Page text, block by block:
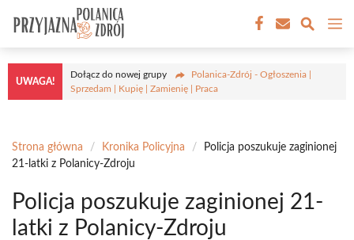
treści
UWAGA!
Dołącz do nowej grupy
Polanica-Zdrój - Ogłoszenia |
Sprzedam | Kupię | Zamienię | Praca
Strona główna / Kronika Policyjna /
Policja poszukuje zaginionej
21-latki z Polanicy-Zdroju
Policja poszukuje zaginionej 21-
latki z Polanicy-Zdroju